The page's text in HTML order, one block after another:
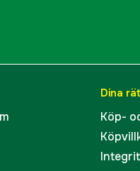
Dina
Köp-